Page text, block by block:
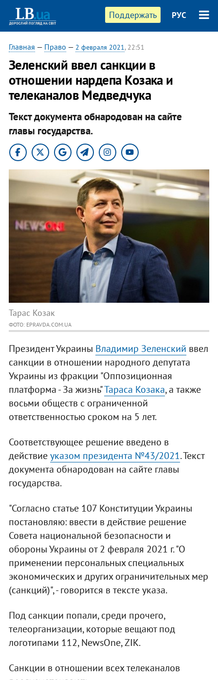
Поддержать РУС
Главная — Право — 2 февраля 2021, 22:51
Зеленский ввел санкции в
отношении нардепа Козака и
телеканалов Медведчука
Текст документа обнародован на сайте
главы государства.
Тарас Козак
ФОТО: EPRAVDA.COM.UA
Президент Украины Владимир Зеленский ввел
санкции в отношении народного депутата
Украины из фракции "Оппозиционная
платформа - За жизнь"Тараса Козака, а также
восьми обществ с ограниченной
ответственностью сроком на 5 лет.
Соответствующее решение введено в
действиеуказом президента №43/2021. Текст
документа обнародован на сайте главы
государства.
"Согласно статье 107 Конституции Украины
постановляю: ввести в действие решение
Совета национальной безопасности и
обороны Украины от 2 февраля 2021 г. "О
применении персональных специальных
экономических и других ограничительных мер
(санкций)", - говорится в тексте указа.
Под санкции попали, среди прочего,
телеорганизации, которые вещают под
логотипами 112, NewsOne, ZIK.
Санкции в отношении всех телеканалов